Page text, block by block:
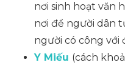
nơi sinh hoạt văn
nơi để người dân
người có công với
Y Miếu (cách